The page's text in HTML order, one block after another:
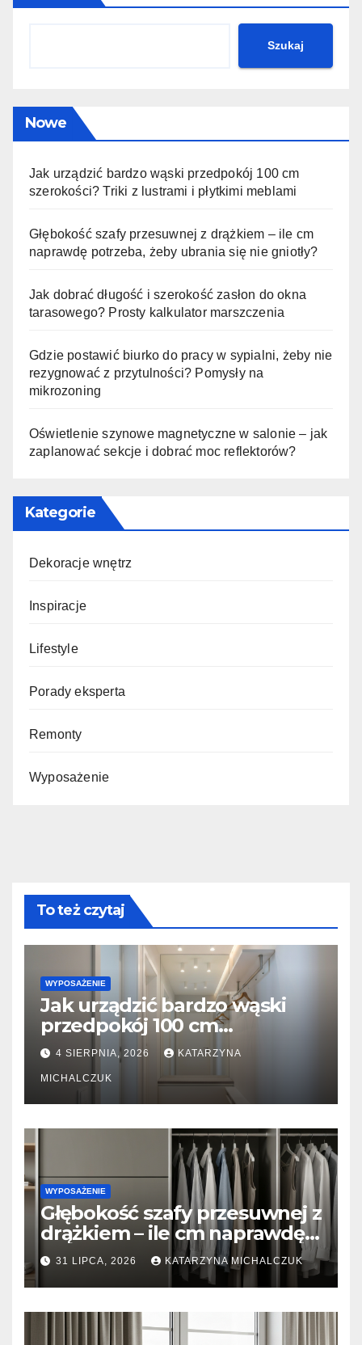
Szukaj
Nowe
Jak urządzić bardzo wąski przedpokój 100 cm
szerokości? Triki z lustrami i płytkimi meblami
Głębokość szafy przesuwnej z drążkiem – ile cm
naprawdę potrzeba, żeby ubrania się nie gniotły?
Jak dobrać długość i szerokość zasłon do okna
tarasowego? Prosty kalkulator marszczenia
Gdzie postawić biurko do pracy w sypialni, żeby nie
rezygnować z przytulności? Pomysły na
mikrozoning
Oświetlenie szynowe magnetyczne w salonie – jak
zaplanować sekcje i dobrać moc reflektorów?
Kategorie
Dekoracje wnętrz
Inspiracje
Lifestyle
Porady eksperta
Remonty
Wyposażenie
To też czytaj
WYPOSAŻENIE
Jak urządzić bardzo wąski
przedpokój 100 cm
szerokości? Triki z lustrami i
płytkimi meblami
4 SIERPNIA, 2026 KATARZYNA
MICHALCZUK
WYPOSAŻENIE
Głębokość szafy przesuwnej z
drążkiem – ile cm naprawdę
potrzeba, żeby ubrania się nie
gniotły?
31 LIPCA, 2026 KATARZYNA MICHALCZUK